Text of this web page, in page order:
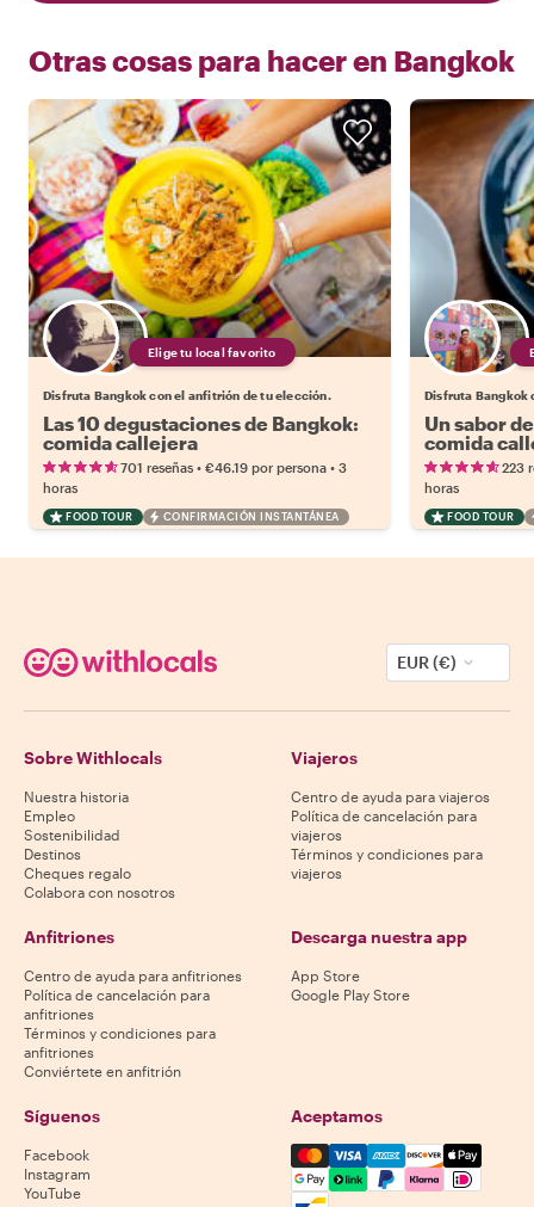
Otras cosas para hacer en Bangkok
Elige tu local favorito
Disfruta Bangkok con el anfitrión de tu elección.
Las 10 degustaciones de Bangkok:
comida callejera
701 reseñas • €46.19 por persona • 3
horas
FOOD TOUR CONFIRMACIÓN INSTANTÁNEA
Disfruta Bangkok
Un sabor
comida
223
horas
FOOD TOUR
EUR (€)
Sobre Withlocals
Nuestra historia
Empleo
Sostenibilidad
Destinos
Cheques regalo
Colabora con nosotros
Viajeros
Centro de ayuda para viajeros
Política de cancelación para
viajeros
Términos y condiciones para
viajeros
Anfitriones
Centro de ayuda para anfitriones
Política de cancelación para
anfitriones
Términos y condiciones para
anfitriones
Conviértete en anfitrión
Descarga nuestra app
App Store
Google Play Store
Síguenos
Facebook
Instagram
YouTube
Aceptamos
Mastercard, Visa, Amex,